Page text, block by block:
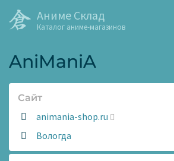
Аниме Склад
Каталог аниме-магазинов
AniManiA
Сайт
Сайт:
animania-shop.ru
Адрес:
Вологда